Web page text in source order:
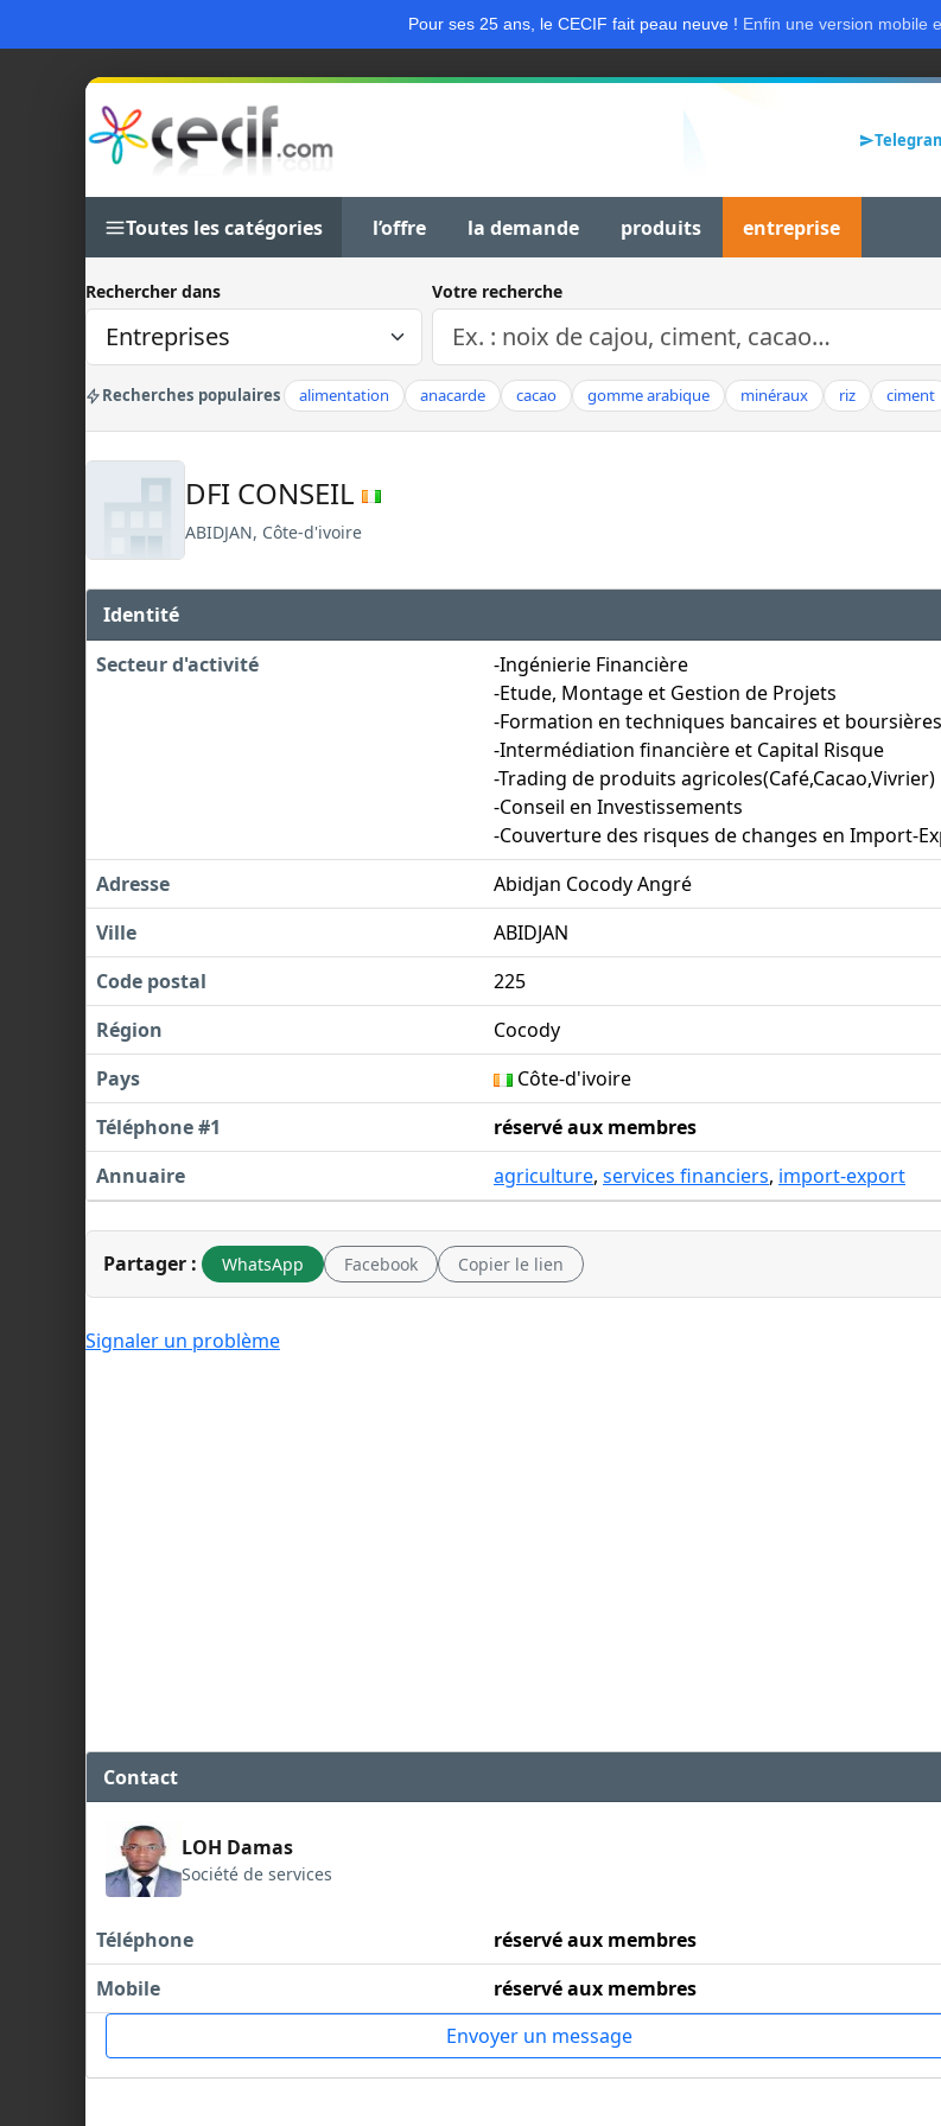
Pour ses 25 ans, le CECIF fait peau neuve ! Enfin une version mobile
Toutes les catégories l’offre la demande produits entreprise
Rechercher dans Votre recherche
Recherches populaires alimentation anacarde cacao gomme arabique minéraux riz ciment
DFI CONSEIL
ABIDJAN, Côte-d'ivoire
Identité
Secteur d'activité
-Ingénierie Financière
-Etude, Montage et Gestion de Projets
-Formation en techniques bancaires et boursières
-Intermédiation financière et Capital Risque
-Trading de produits agricoles(Café,Cacao,Vivrier)
-Conseil en Investissements
-Couverture des risques de changes en Import-
Adresse
Abidjan Cocody Angré
Ville
ABIDJAN
Code postal
225
Région
Cocody
Pays
Côte-d'ivoire
Téléphone #1
réservé aux membres
Annuaire
agriculture, services financiers, import-export
Partager : WhatsApp Facebook Copier le lien
Signaler un problème
Contact
LOH Damas
Société de services
Téléphone
réservé aux membres
Mobile
réservé aux membres
Envoyer un message